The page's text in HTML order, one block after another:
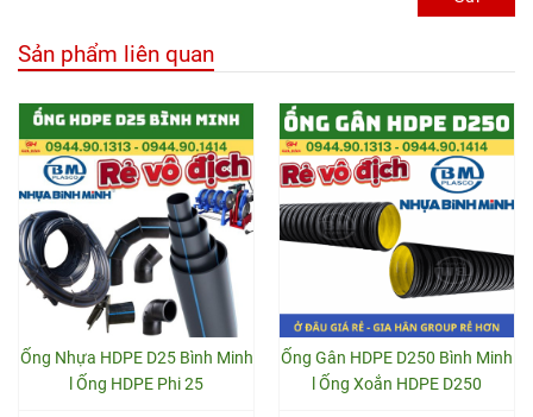
Sản phẩm liên quan
Ống Nhựa HDPE D25 Bình Minh
l Ống HDPE Phi 25
Ống Gân HDPE D250 Bình Minh
l Ống Xoắn HDPE D250